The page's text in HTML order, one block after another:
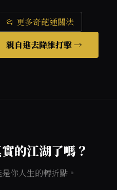
📂 更多奇葩通關法
親自進去降維打擊 →
的江湖了嗎？
你人生的轉折點。